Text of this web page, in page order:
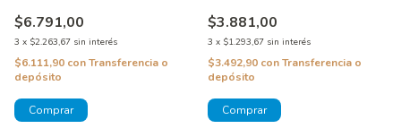
$6.791,00
3 x $2.263,67 sin interés
$6.111,90 conTransferencia o
depósito
$3.881,00
3 x $1.293,67 sin interés
$3.492,90 conTransferencia o
depósito